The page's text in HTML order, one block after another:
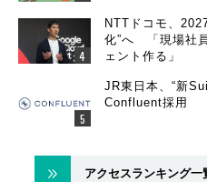
NTTドコモ、
化”へ 「現場社
ェント作る」
JR東日本、“新
Confluent採用
アクセスランキング一